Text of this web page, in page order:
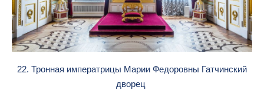
22. Тронная императрицы Марии Федоровны Гатчинский
дворец